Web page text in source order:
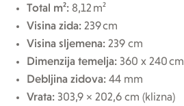
Total m²: 8,12 m²
Visina zida: 239 cm
Visina sljemena: 239 cm
Dimenzija temelja: 360 x 240 cm
Debljina zidova: 44 mm
Vrata: 303,9 × 202,6 cm (klizna)